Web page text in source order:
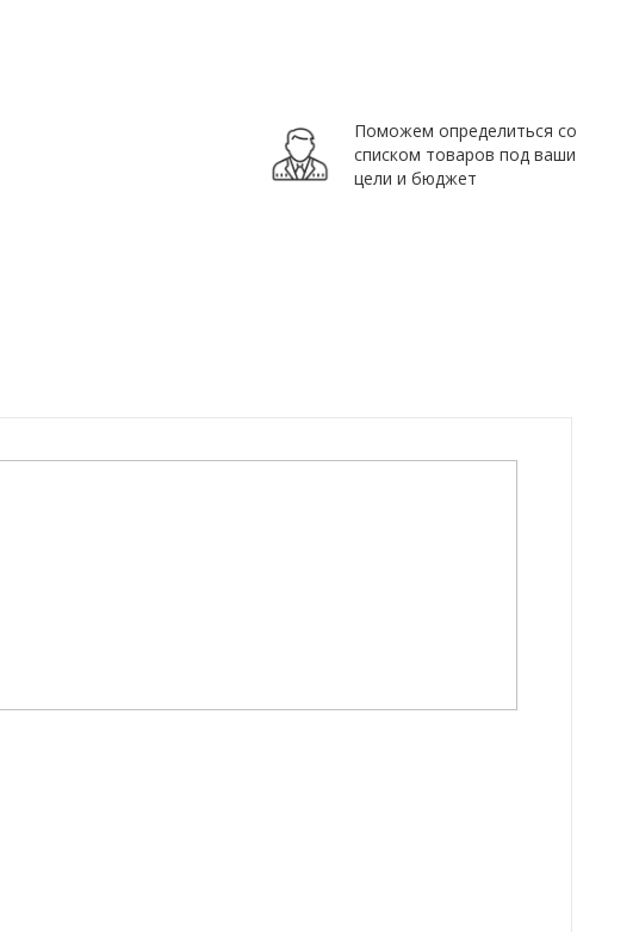
Поможем определиться со
списком товаров под ваши
цели и бюджет